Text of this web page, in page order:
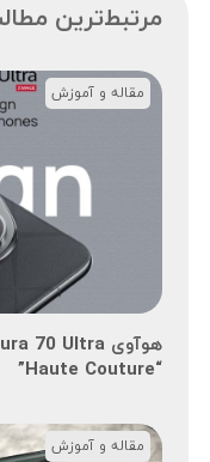
مرتبط‌ترین
“Haute Couture”
مقاله و آموزش
مقاله و آموزش